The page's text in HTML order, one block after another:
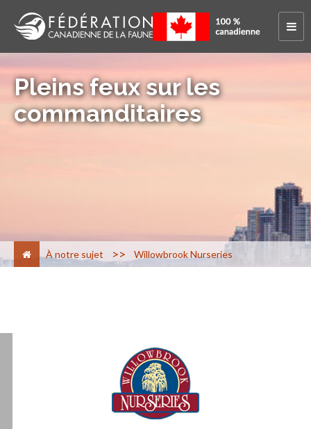
Pleins feux sur les
commanditaires
À notre sujet > Willowbrook Nurseries